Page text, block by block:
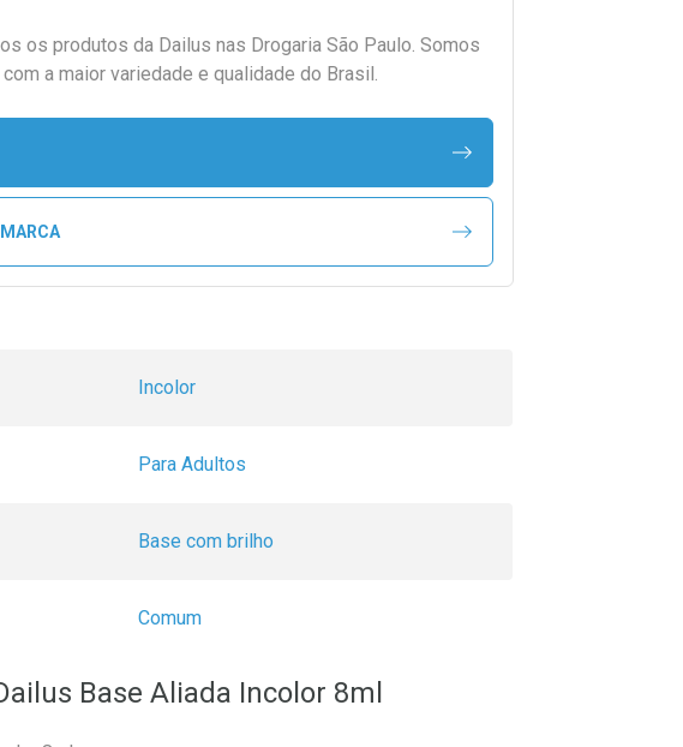
os produtos da Dailus nas Drogaria São Paulo. Somos
com a maior variedade e qualidade do Brasil.
Incolor
Para Adultos
Base com brilho
Comum
Base Aliada Incolor 8ml